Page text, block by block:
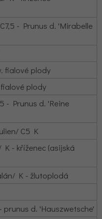
- Prunus d. 'Mirabelle
fialové plody
plody
- Prunus d. 'Reine
C5 K
- kříženec (asijská
K - žlutoplodá
d. 'Hauszwetsche'